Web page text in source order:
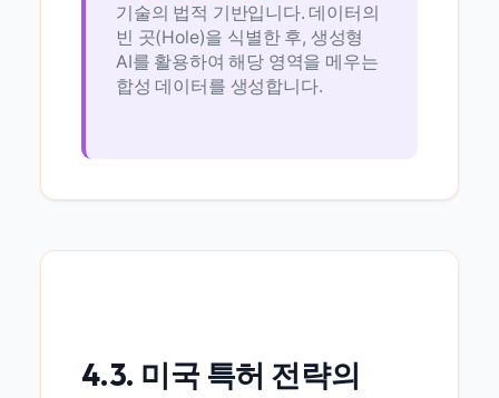
기술의 법적 기반입니다. 데이터의
빈 곳(Hole)을 식별한 후, 생성형
AI를 활용하여 해당 영역을 메우는
합성 데이터를 생성합니다.
4.3. 미국 특허 전략의